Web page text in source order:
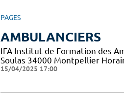
PAGES
AMBULANCIERS
IFA Institut de Formation des
Soulas 34000 Montpellier
15/04/2025 17:00